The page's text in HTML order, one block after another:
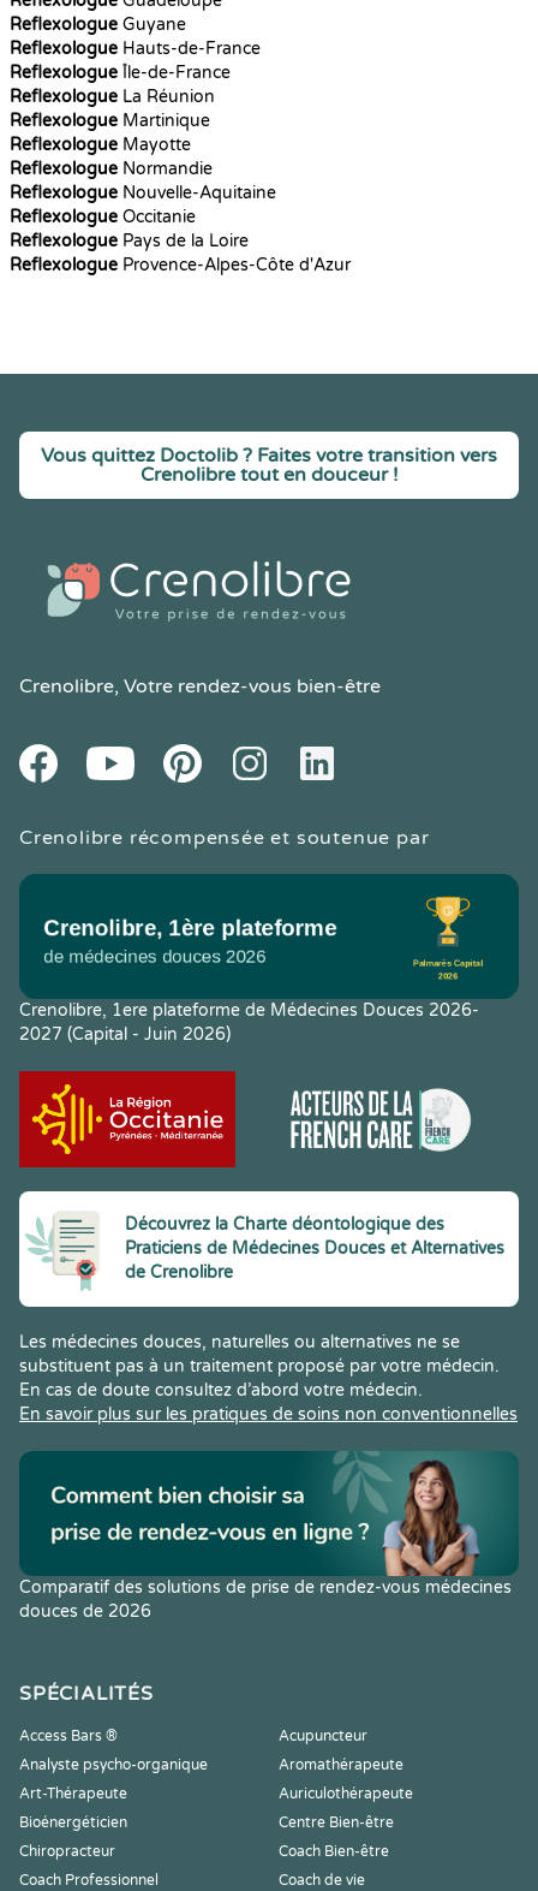
Reflexologue Guyane
Reflexologue Hauts-de-France
Reflexologue Île-de-France
Reflexologue La Réunion
Reflexologue Martinique
Reflexologue Mayotte
Reflexologue Normandie
Reflexologue Nouvelle-Aquitaine
Reflexologue Occitanie
Reflexologue Pays de la Loire
Reflexologue Provence-Alpes-Côte d'Azur
Vous quittez Doctolib ? Faites votre transition vers
Crenolibre tout en douceur !
Crenolibre, Votre rendez-vous bien-être
FacebookYoutube PinteresetInstagramLinkedIn
Crenolibre récompensée et soutenue par
Crenolibre, 1ere plateforme de Médecines Douces 2026-
2027 (Capital - Juin 2026)
Découvrez la Charte déontologique des
Praticiens de Médecines Douces et Alternatives
de Crenolibre
Les médecines douces, naturelles ou alternatives ne se
substituent pas à un traitement proposé par votre médecin.
En cas de doute consultez d’abord votre médecin.
En savoir plus sur les pratiques de soins non conventionnelles
Comparatif des solutions de prise de rendez-vous médecines
douces de 2026
SPÉCIALITÉS
Access Bars ®
Acupuncteur
Analyste psycho-organique
Aromathérapeute
Art-Thérapeute
Auriculothérapeute
Bioénergéticien
Centre Bien-être
Chiropracteur
Coach Bien-être
Coach Professionnel
Coach de vie